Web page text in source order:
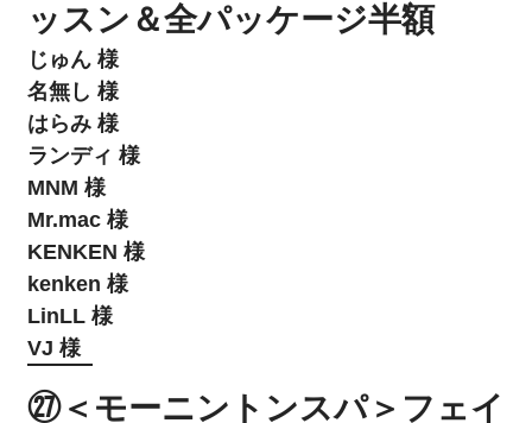
ッスン＆全パッケージ半額
じゅん 様
名無し 様
はらみ 様
ランディ 様
MNM 様
Mr.mac 様
KENKEN 様
kenken 様
LinLL 様
VJ 様
㉗＜モーニントンスパ＞フェイ